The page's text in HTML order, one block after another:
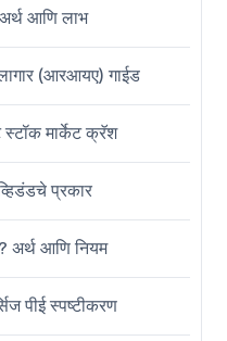
आणि लाभ
(आरआयए) गाईड
स्टॉक मार्केट क्रॅश
प्रकार
अर्थ आणि नियम
पीई स्पष्टीकरण